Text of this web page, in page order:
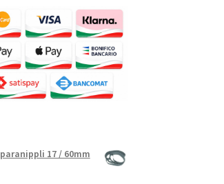
17 / 60mm